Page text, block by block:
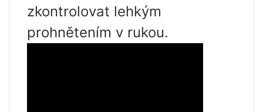
zkontrolovat lehkým
prohnětením v rukou.